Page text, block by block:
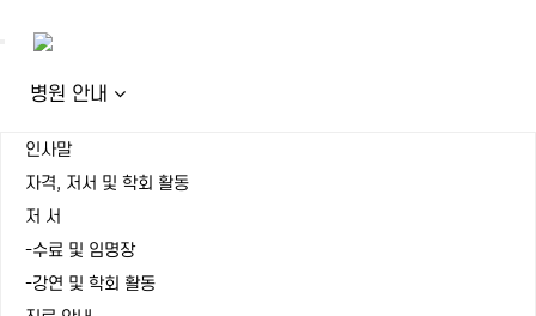
Toggle
병원 안내
인사말
자격, 저서 및 학회 활동
저 서
-수료 및 임명장
-강연 및 학회 활동